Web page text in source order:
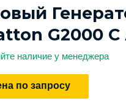
G2000
наличие у менеджера
по запросу